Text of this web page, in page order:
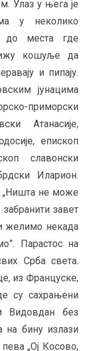
Улаз у њега је
у неколико
до места где
кошуље да
и пипају.
јунацима
приморски
Атанасије,
епископ
славонски
Иларион.
„Ништа не може
завет
и желимо некада
Парастос на
Срба света.
из Француске,
су сахрањени
Видовдан без
на бину излази
„Ој Косово,